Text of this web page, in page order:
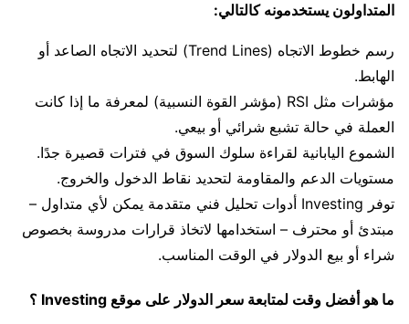
المتداولون يستخدمونه كالتالي:
رسم خطوط الاتجاه (Trend Lines) لتحديد الاتجاه الصاعد أو
الهابط.
مؤشرات مثل RSI (مؤشر القوة النسبية) لمعرفة ما إذا كانت
العملة في حالة تشبع شرائي أو بيعي.
الشموع اليابانية لقراءة سلوك السوق في فترات قصيرة جدًا.
مستويات الدعم والمقاومة لتحديد نقاط الدخول والخروج.
توفر Investing أدوات تحليل فني متقدمة يمكن لأي متداول –
مبتدئ أو محترف – استخدامها لاتخاذ قرارات مدروسة بخصوص
شراء أو بيع الدولار في الوقت المناسب.
ما هو أفضل وقت لمتابعة سعر الدولار على موقع Investing ؟